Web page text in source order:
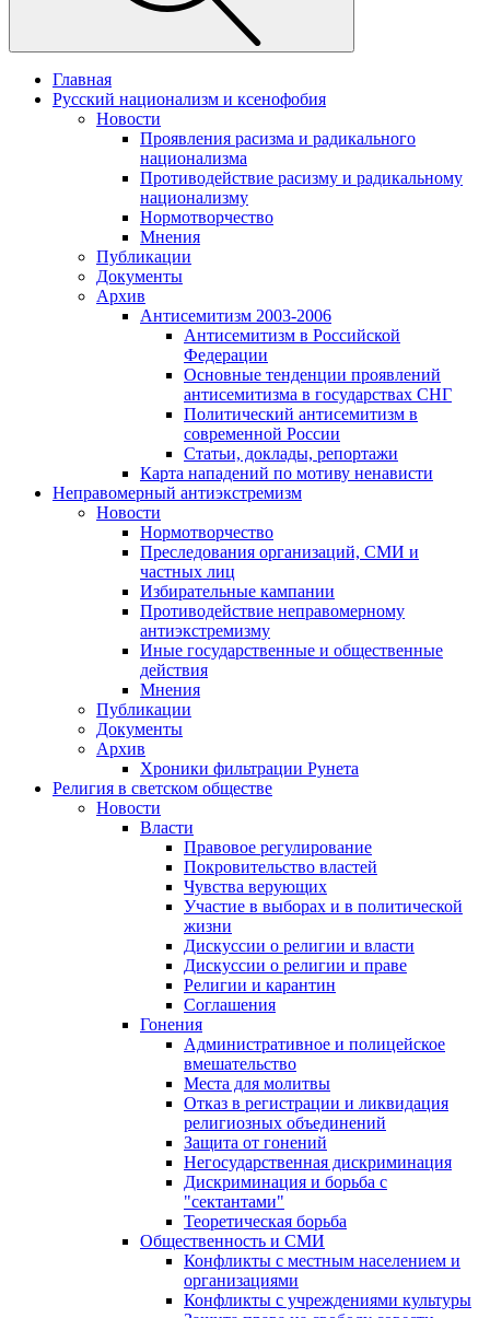
Главная
Русский национализм и ксенофобия
Новости
Проявления расизма и радикального
национализма
Противодействие расизму и радикальному
национализму
Нормотворчество
Мнения
Публикации
Документы
Архив
Антисемитизм 2003-2006
Антисемитизм в Российской
Федерации
Основные тенденции проявлений
антисемитизма в государствах СНГ
Политический антисемитизм в
современной России
Статьи, доклады, репортажи
Карта нападений по мотиву ненависти
Неправомерный антиэкстремизм
Новости
Нормотворчество
Преследования организаций, СМИ и
частных лиц
Избирательные кампании
Противодействие неправомерному
антиэкстремизму
Иные государственные и общественные
действия
Мнения
Публикации
Документы
Архив
Хроники фильтрации Рунета
Религия в светском обществе
Новости
Власти
Правовое регулирование
Покровительство властей
Чувства верующих
Участие в выборах и в политической
жизни
Дискуссии о религии и власти
Дискуссии о религии и праве
Религии и карантин
Соглашения
Гонения
Административное и полицейское
вмешательство
Места для молитвы
Отказ в регистрации и ликвидация
религиозных объединений
Защита от гонений
Негосударственная дискриминация
Дискриминация и борьба с
"сектантами"
Теоретическая борьба
Общественность и СМИ
Конфликты с местным населением и
организациями
Конфликты с учреждениями культуры